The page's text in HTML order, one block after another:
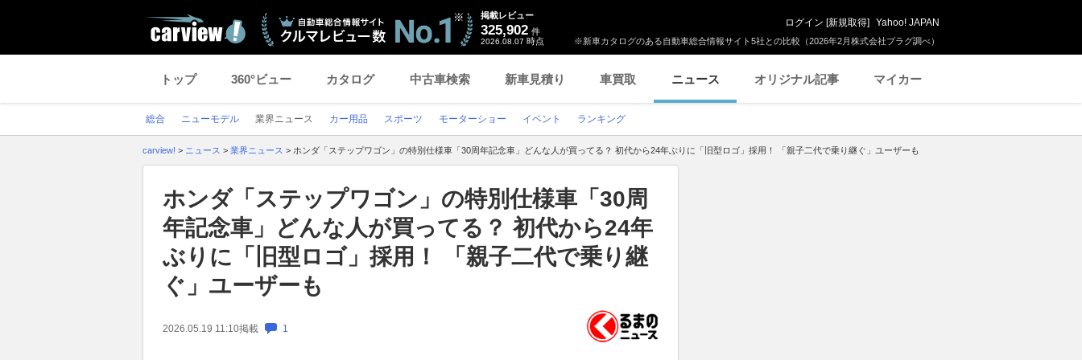
※新車カタログのある自動車総合情報サイト5社との比較（2026年2月株式会社プラグ調べ）
掲載レビュー
325,902 件
2026.08.07 時点
ログイン [新規取得] Yahoo! JAPAN
トップ 360°ビュー カタログ 中古車検索 新車見積り 車買取 ニュース オリジナル記事 マイカー
総合 ニューモデル 業界ニュース カー用品 スポーツ モーターショー イベント ランキング
carview! > ニュース > 業界ニュース > ホンダ「ステップワゴン」の特別仕様車「30周年記念車」どんな人が買ってる？ 初代から24年ぶりに「旧型ロゴ」採用！ 「親子二代で乗り継ぐ」ユーザーも
ホンダ「ステップワゴン」の特別仕様車「30周
年記念車」どんな人が買ってる？ 初代から24年
ぶりに「旧型ロゴ」採用！ 「親子二代で乗り継
ぐ」ユーザーも
2026.05.19 11:10掲載 1